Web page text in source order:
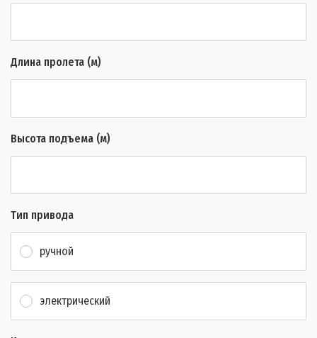
Длина пролета (м)
Высота подъема (м)
Тип привода
ручной
электрический